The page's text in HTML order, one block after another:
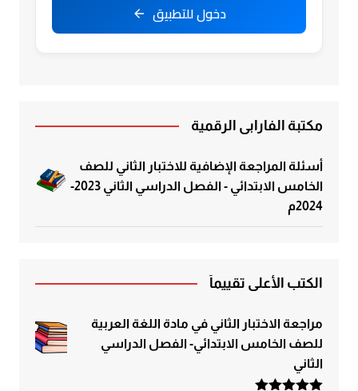
دخول للتطبيق
مكتبة الفارابي الرقمية
أسئلة المراجعة الإضافية للاختبار الثاني للصف
الخامس الابتدائي - الفصل الدراسي الثاني 2023-
2024م
الكتب الأعلى تقييماً
مراجعة الاختبار الثاني في مادة اللغة العربية
للصف الخامس الابتدائي- الفصل الدراسي
الثاني